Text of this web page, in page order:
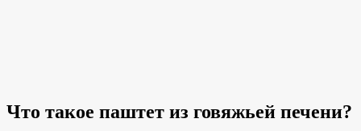
Что такое паштет из говяжьей печени?